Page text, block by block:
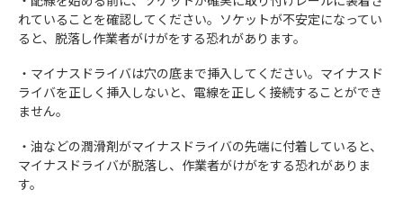
れていることを確認してください。ソケットが不安定になってい
ると、脱落し作業者がけがをする恐れがあります。
・マイナスドライバは穴の底まで挿入してください。マイナスド
ライバを正しく挿入しないと、電線を正しく接続することができ
ません。
・油などの潤滑剤がマイナスドライバの先端に付着していると、
マイナスドライバが脱落し、作業者がけがをする恐れがありま
す。